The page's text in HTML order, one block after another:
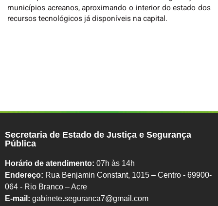
municípios acreanos, aproximando o interior do estado dos
recursos tecnológicos já disponíveis na capital.
Secretaria de Estado de Justiça e Segurança
Pública
Horário de atendimento: 07h às 14h
Endereço: Rua Benjamin Constant, 1015 – Centro - 69900-
064 - Rio Branco – Acre
E-mail: gabinete.seguranca7@gmail.com